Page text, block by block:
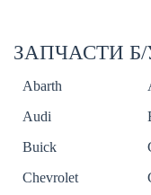
ЗАПЧАСТИ
Abarth
Audi
Buick
Chevrolet